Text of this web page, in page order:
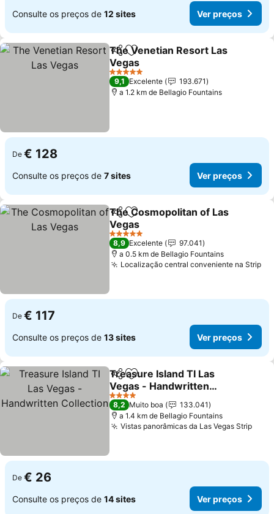
Consulte os preços de 12 sites Ver preços
PartilharAdicionar aos favoritos
The Venetian Resort Las
Vegas
5 Estrelas
9,1 Excelente
193.671
a 1.2 km de Bellagio Fountains
De € 128
Consulte os preços de 7 sites Ver preços
PartilharAdicionar aos favoritos
The Cosmopolitan of Las
Vegas
5 Estrelas
8,9 Excelente
97.041
a 0.5 km de Bellagio Fountains
Localização central conveniente na Strip
De € 117
Consulte os preços de 13 sites Ver preços
PartilharAdicionar aos favoritos
Treasure Island TI Las
Vegas - Handwritten
Collection
4 Estrelas
8,2 Muito boa
133.041
a 1.4 km de Bellagio Fountains
Vistas panorâmicas da Las Vegas Strip
De € 26
Consulte os preços de 14 sites Ver preços